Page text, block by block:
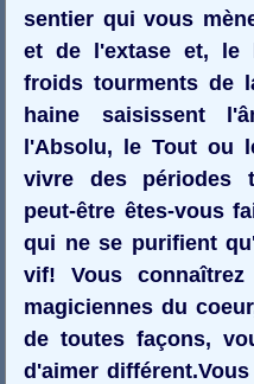
sentier qui vous
et de l'extase et, le
froids tourments de
haine saisissent
l'Absolu, le Tout ou
vivre des périodes
peut-être êtes-vous
qui ne se purifient
vif! Vous connaîtrez
magiciennes du
de toutes façons,
d'aimer